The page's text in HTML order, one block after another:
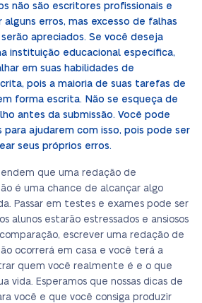
não são escritores profissionais e
erros, mas excesso de falhas
apreciados. Se você deseja
instituição educacional específica,
em suas habilidades de
pois a maioria de suas tarefas de
forma escrita. Não se esqueça de
antes da submissão. Você pode
para ajudarem com isso, pois pode ser
seus próprios erros.
que uma redação de
é uma chance de alcançar algo
Passar em testes e exames pode ser
alunos estarão estressados e ansiosos
escrever uma redação de
ocorrerá em casa e você terá a
quem você realmente é e o que
vida. Esperamos que nossas dicas de
você e que você consiga produzir